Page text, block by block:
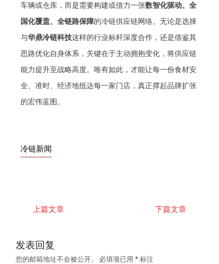
车辆或仓库，而是需要构建或借力一张数智化驱动、全
国化覆盖、全链路保障的冷链供应链网络。无论是选择
与华鼎冷链科技这样的行业标杆深度合作，还是借鉴其
思路优化自身体系，关键在于主动拥抱变化，将供应链
能力提升至战略高度。唯有如此，才能让每一份食材安
全、准时、经济地抵达每一家门店，真正撑起品牌扩张
的宏伟蓝图。
冷链新闻
上篇文章 下篇文章
发表回复
您的邮箱地址不会被公开。 必填项已用*标注